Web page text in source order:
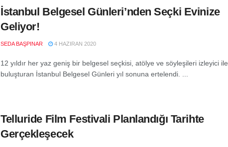
İstanbul Belgesel Günleri’nden Seçki Evinize
Geliyor!
SEDA BAŞPINAR 4 HAZIRAN 2020
12 yıldır her yaz geniş bir belgesel seçkisi, atölye ve söyleşileri izleyici ile
buluşturan İstanbul Belgesel Günleri yıl sonuna ertelendi. ...
Telluride Film Festivali Planlandığı Tarihte
Gerçekleşecek